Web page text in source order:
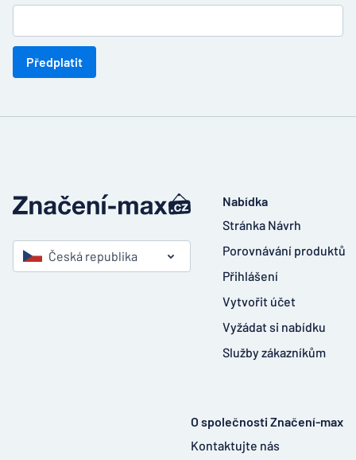
Předplatit
Česká republika
Nabídka
Stránka Návrh
Porovnávání produktů
Přihlášení
Vytvořit účet
Vyžádat si nabídku
Služby zákazníkům
O společnosti Značení-max
Kontaktujte nás